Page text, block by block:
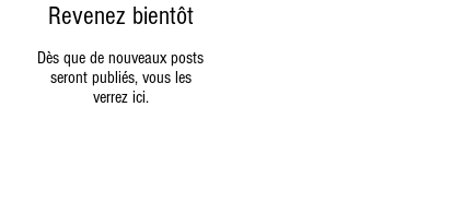
Revenez bientôt
Dès que de nouveaux posts
seront publiés, vous les
verrez ici.